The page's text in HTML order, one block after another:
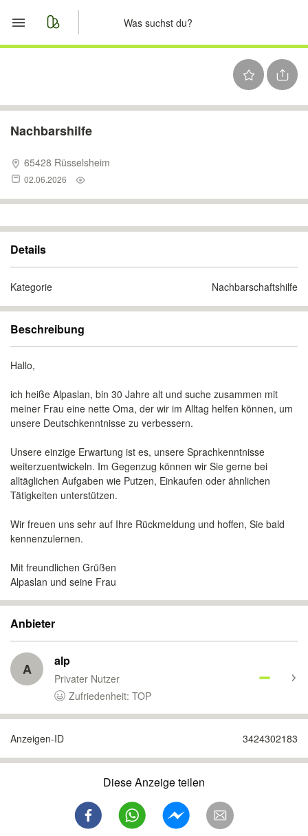
Nachrichten
Anzeige aufgeben
Nachbarshilfe
65428 Rüsselsheim
02.06.2026
Details
Kategorie Nachbarschaftshilfe
Beschreibung
Hallo,
ich heiße Alpaslan, bin 30 Jahre alt und suche zusammen mit
meiner Frau eine nette Oma, der wir im Alltag helfen können, um
unsere Deutschkenntnisse zu verbessern.
Unsere einzige Erwartung ist es, unsere Sprachkenntnisse
weiterzuentwickeln. Im Gegenzug können wir Sie gerne bei
alltäglichen Aufgaben wie Putzen, Einkaufen oder ähnlichen
Tätigkeiten unterstützen.
Wir freuen uns sehr auf Ihre Rückmeldung und hoffen, Sie bald
kennenzulernen.
Mit freundlichen Grüßen
Alpaslan und seine Frau
Anbieter
A alp
Privater Nutzer
Zufriedenheit: TOP
Anzeigen-ID 3424302183
Diese Anzeige teilen